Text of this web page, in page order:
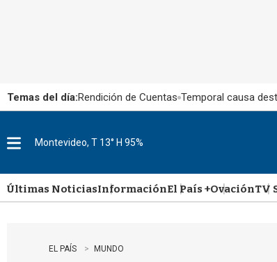
Temas del día:Rendición de Cuentas Temporal causa
u
Montevideo, T 13° H 95%
Últimas NoticiasInformaciónEl País +OvaciónTV
EL PAÍS MUNDO